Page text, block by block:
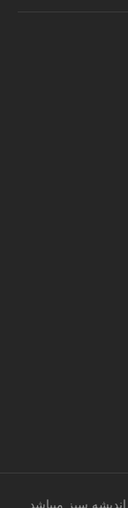
سبز میباشد